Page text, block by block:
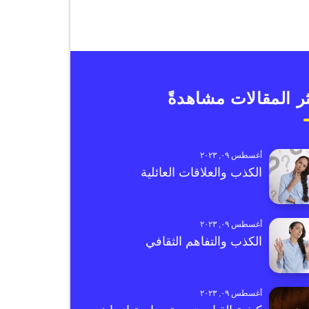
المقالات مشاهدةً
أغسطس ٠٩, ٢٠٢٣
الكذب والعلاقات العائلية
أغسطس ٠٩, ٢٠٢٣
الكذب والتفاهم الثقافي
أغسطس ٠٩, ٢٠٢٣